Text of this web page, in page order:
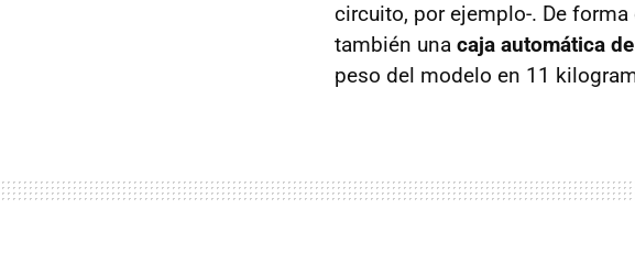
circuito, por ejemplo-. De
también una caja automática
peso del modelo en 11